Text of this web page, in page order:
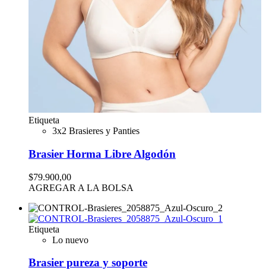
Etiqueta
3x2 Brasieres y Panties
Brasier Horma Libre Algodón
$79.900,00
AGREGAR A LA BOLSA
Etiqueta
Lo nuevo
Brasier pureza y soporte